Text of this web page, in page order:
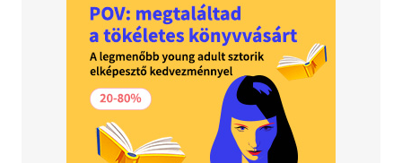
szembenálló és a szövetséges erőkhöz való
viszonyunkról, célkitűzésünk meghatározásáról vagy
éppen a kommunikáció fontosságáról, bármiféle
konfliktus során jól alkalmazhatóak, és segítségükkel
könnyebben nyerhetjük meg életünk csatáit.